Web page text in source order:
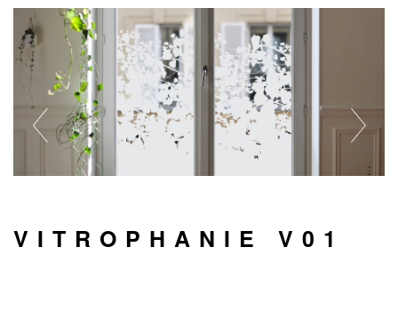
VITROPHANIE V01